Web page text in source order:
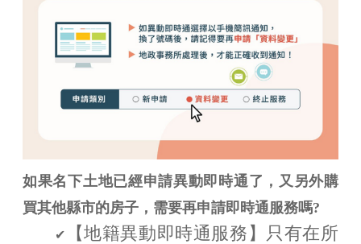
如果名下土地已經申請異動即時通了，又另外購
買其他縣市的房子，需要再申請即時通服務嗎?
✔ 【地籍異動即時通服務】只有在所